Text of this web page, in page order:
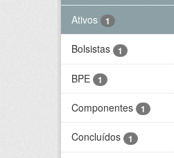
Ativos 1
Bolsistas 1
BPE 1
Componentes 1
Concluídos 1